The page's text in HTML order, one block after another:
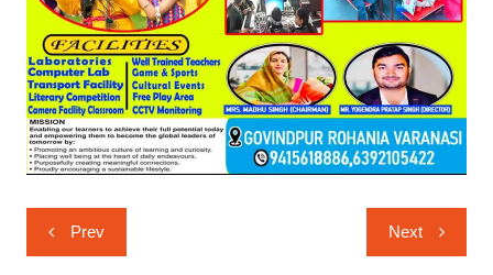
Post
navigation
Prev Next